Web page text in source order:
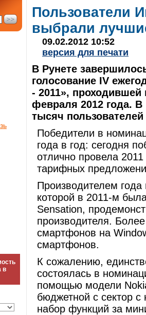
в
Пользователи
выбрали
09.02.2012 10:52
версия для печати
В Рунете
голосование IV
- 2011», проходившей
февраля 2012 года. В
тысяч пользователей
Победители в
года в год: сегодня
отлично провела
тарифных
Производителем
которой в 2011-м
Sensation,
производителя.
смартфонов на
смартфонов.
К сожалению,
состоялась в
помощью модели
бюджетной с сектор
набор функций за